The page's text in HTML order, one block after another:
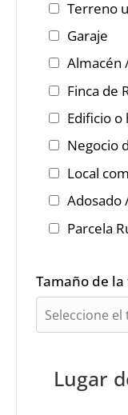
Terreno
Garaje
Almacén
Finca de
Edificio o
Negocio
Local
Adosado
Parcela
Tamaño de
Lugar